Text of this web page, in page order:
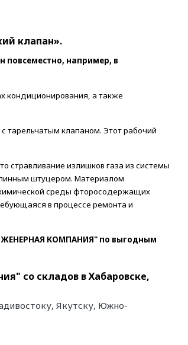
клапан».
повсеместно, например, в
кондиционирования, а также
тарельчатым клапаном. Этот рабочий
стравливание излишков газа из системы
штуцером. Материалом
химической среды фторосодержащих
в процессе ремонта и
КОМПАНИЯ" по выгодным
со складов в Хабаровске,
Якутску, Южно-